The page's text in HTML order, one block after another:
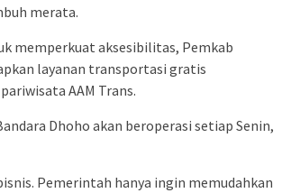
merata.
memperkuat aksesibilitas, Pemkab
layanan transportasi gratis
AAM Trans.
Dhoho akan beroperasi setiap Senin,
Pemerintah hanya ingin memudahkan